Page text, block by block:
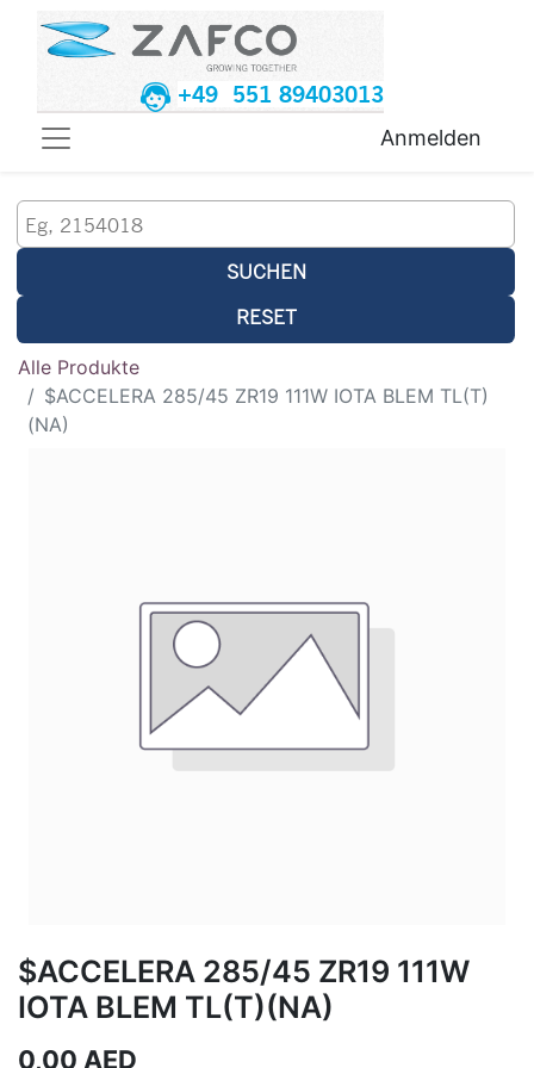
+49 551 89403013
Anmelden
SUCHEN
RESET
Alle Produkte
$ACCELERA 285/45 ZR19 111W IOTA BLEM TL(T)
(NA)
$ACCELERA 285/45 ZR19 111W
IOTA BLEM TL(T)(NA)
0,00 AED